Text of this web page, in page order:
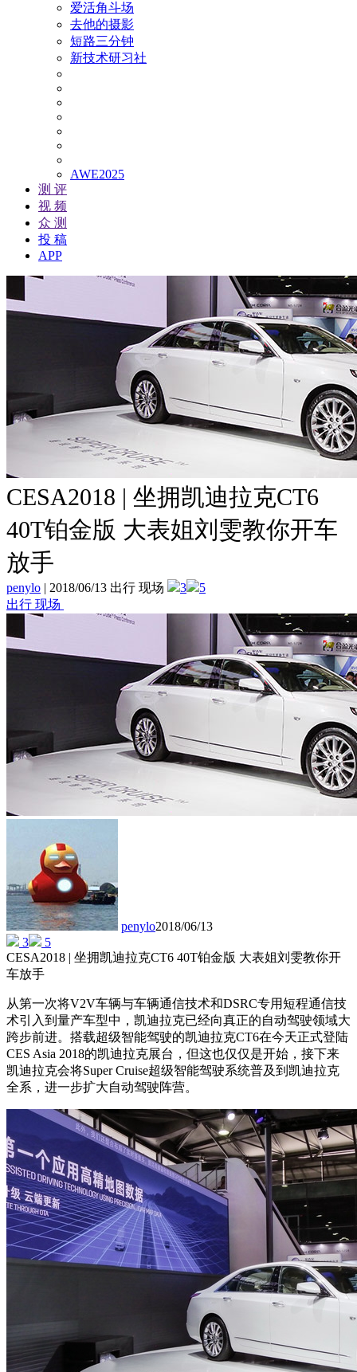
爱活角斗场
去他的摄影
短路三分钟
新技术研习社
AWE2025
测 评
视 频
众 测
投 稿
APP
CESA2018 | 坐拥凯迪拉克CT6
40T铂金版 大表姐刘雯教你开车
放手
penylo | 2018/06/13 出行 现场 3
5
出行 现场
penylo2018/06/13
3
5
CESA2018 | 坐拥凯迪拉克CT6 40T铂金版 大表姐刘雯教你开
车放手
从第一次将V2V车辆与车辆通信技术和DSRC专用短程通信技
术引入到量产车型中，凯迪拉克已经向真正的自动驾驶领域大
跨步前进。搭载超级智能驾驶的凯迪拉克CT6在今天正式登陆
CES Asia 2018的凯迪拉克展台，但这也仅仅是开始，接下来
凯迪拉克会将Super Cruise超级智能驾驶系统普及到凯迪拉克
全系，进一步扩大自动驾驶阵营。